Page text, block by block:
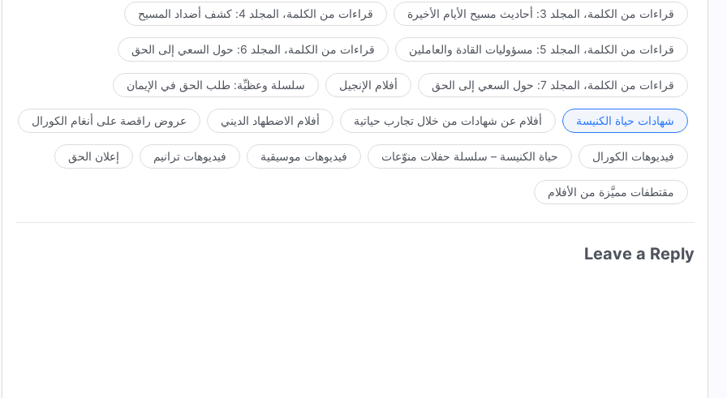
قراءات من الكلمة، المجلد 3: أحاديث مسيح الأيام الأخيرة قراءات من الكلمة، المجلد 4: كشف أضداد المسيح
قراءات من الكلمة، المجلد 5: مسؤوليات القادة والعاملين قراءات من الكلمة، المجلد 6: حول السعي إلى الحق
قراءات من الكلمة، المجلد 7: حول السعي إلى الحق أفلام الإنجيل سلسلة وعظيِّة: طلب الحق في الإيمان
شهادات حياة الكنيسة أفلام عن شهادات من خلال تجارب حياتية أفلام الاضطهاد الديني عروض راقصة على أنغام الكورال
فيديوهات الكورال حياة الكنيسة – سلسلة حفلات منوّعات فيديوهات موسيقية فيديوهات ترانيم إعلان الحق
مقتطفات مميَّزة من الأفلام
Leave a Reply